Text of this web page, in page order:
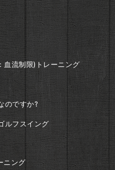
流制限)トレーニング
のですか?
ルフスイング
ニング